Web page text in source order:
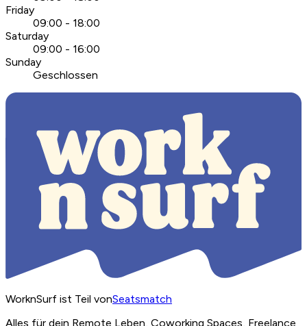
Friday
09:00 - 18:00
Saturday
09:00 - 16:00
Sunday
Geschlossen
WorknSurf ist Teil vonSeatsmatch
Alles für dein Remote Leben, Coworking Spaces, Freelance